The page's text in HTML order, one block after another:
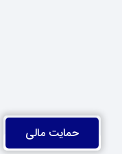
حمایت مالی